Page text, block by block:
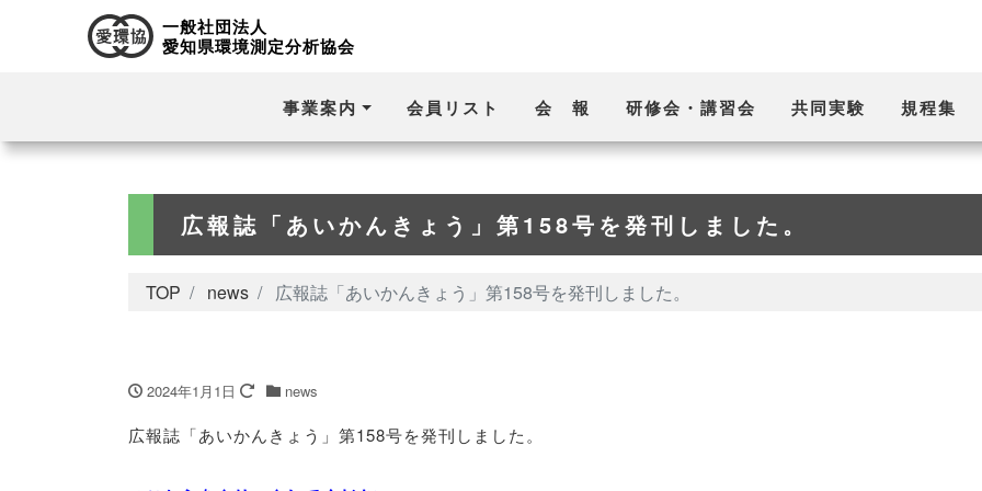
一般社団法人
愛知県環境測定分析協会
事業案内 会員リスト 会 報 研修会・講習会 共同実験 規程集
広報誌「あいかんきょう」第158号を発刊しました。
TOP news 広報誌「あいかんきょう」第158号を発刊しました。
2024年1月1日 news
広報誌「あいかんきょう」第158号を発刊しました。